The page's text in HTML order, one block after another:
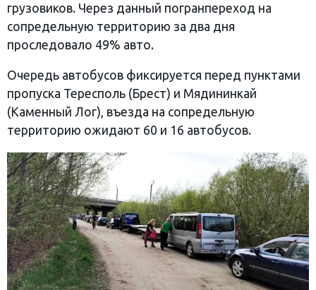
грузовиков. Через данный погранпереход на
сопредельную территорию за два дня
проследовало 49% авто.
Очередь автобусов фиксируется перед пунктами
пропуска Тересполь (Брест) и Мядининкай
(Каменный Лог), въезда на сопредельную
территорию ожидают 60 и 16 автобусов.